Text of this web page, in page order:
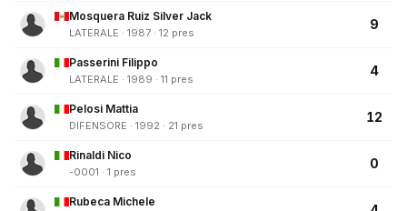
Mosquera Ruiz Silver Jack
LATERALE · 1987 · 12 pres
9
Passerini Filippo
LATERALE · 1989 · 11 pres
4
Pelosi Mattia
DIFENSORE · 1992 · 21 pres
12
Rinaldi Nico
-0001 · 1 pres
0
Rubeca Michele